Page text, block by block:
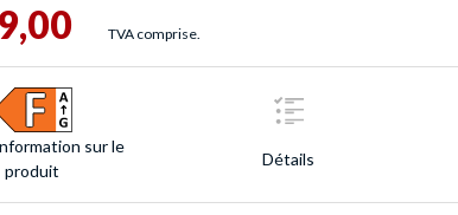
TVA comprise.
sur le
produit
Détails